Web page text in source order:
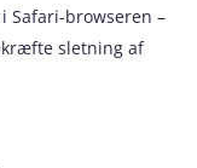
Safari-browseren –
sletning af